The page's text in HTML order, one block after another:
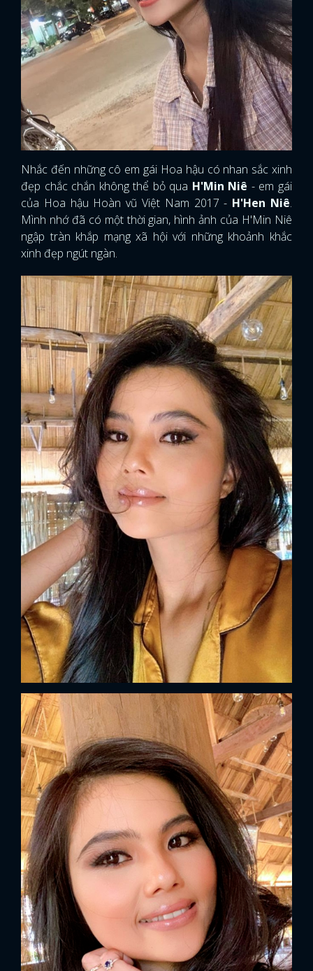
Nhắc đến những cô em gái Hoa hậu có nhan sắc xinh
đẹp chắc chắn không thể bỏ qua H'Min Niê - em gái
của Hoa hậu Hoàn vũ Việt Nam 2017 - H'Hen Niê.
Mình nhớ đã có một thời gian, hình ảnh của H'Min Niê
ngập tràn khắp mạng xã hội với những khoảnh khắc
xinh đẹp ngút ngàn.